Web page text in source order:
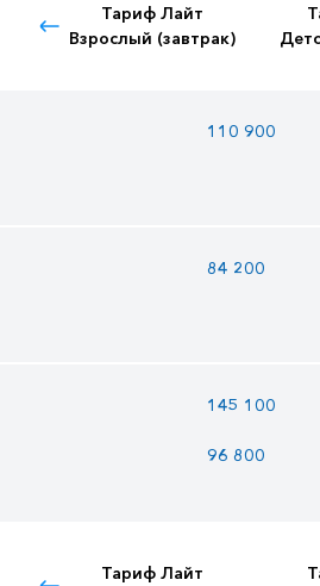
Тариф Лайт
Взрослый (завтрак)
110 900
84 200
145 100
96 800
Тариф Лайт